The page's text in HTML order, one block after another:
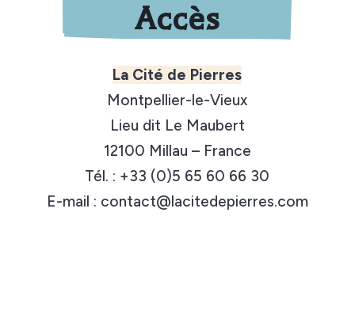
Accès
La Cité de Pierres
Montpellier-le-Vieux
Lieu dit Le Maubert
12100 Millau – France
Tél. : +33 (0)5 65 60 66 30
E-mail : contact@lacitedepierres.com